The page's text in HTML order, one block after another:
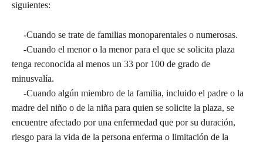
siguientes:
-Cuando se trate de familias monoparentales o numerosas.
-Cuando el menor o la menor para el que se solicita plaza
tenga reconocida al menos un 33 por 100 de grado de
minusvalía.
-Cuando algún miembro de la familia, incluido el padre o la
madre del niño o de la niña para quien se solicite la plaza, se
encuentre afectado por una enfermedad que por su duración,
riesgo para la vida de la persona enferma o limitación de la